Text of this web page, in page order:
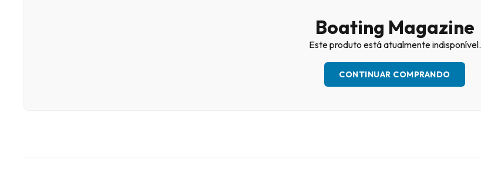
Boating Magazine
Este produto está atualmente indisponível.
CONTINUAR COMPRANDO